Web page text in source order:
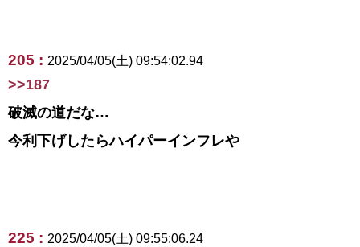
205 : 2025/04/05(土) 09:54:02.94
>>187
破滅の道だな…
今利下げしたらハイパーインフレや
225 : 2025/04/05(土) 09:55:06.24